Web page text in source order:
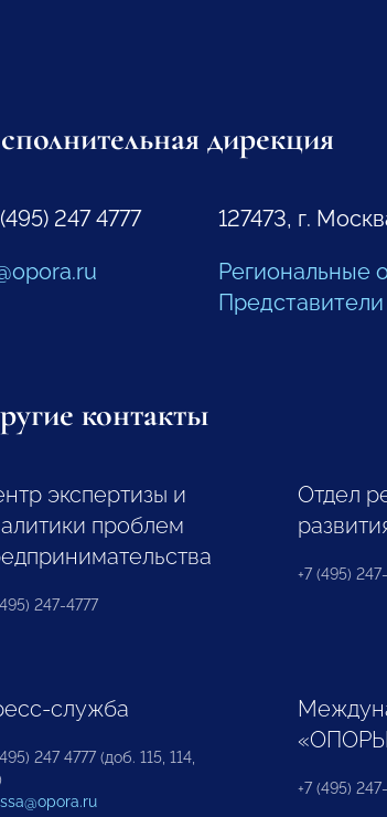
дирекция
(495) 247 4777
127473, г.
Региональные
контакты
экспертизы и
проблем
247-4777
Отдел
+7 (495)
служба
247 4777 (доб. 115, 114,
+7 (495)